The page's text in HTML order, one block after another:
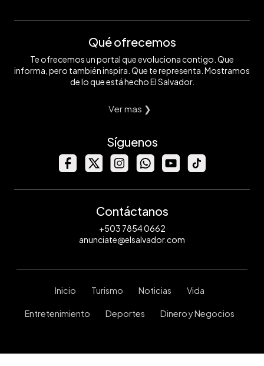
Qué ofrecemos
Te ofrecemos un portal que evoluciona contigo. Que
informa, pero también inspira. Que te representa. Mostramos
de lo que está hecho El Salvador.
Ver mas ❯
Síguenos
Contáctanos
+503 7854 0662
anunciate@elsalvador.com
Inicio Turismo Noticias Vida
Entretenimiento Deportes Dinero y Negocios